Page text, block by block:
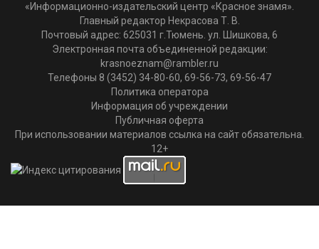
«Информационно-издательский центр «Красное знамя».
Главный редактор Некрасова Т. В.
Почтовый адрес: 625031 г.Тюмень. ул. Шишкова, 6
Электронная почта объединенной редакции:
krasnoeznam@rambler.ru
Телефоны 8 (3452) 34-80-60, 69-56-73, 69-56-47
Политика оператора
Информация об учреждении
Публичная оферта
При использовании материалов ссылка на сайт обязательна.
12+